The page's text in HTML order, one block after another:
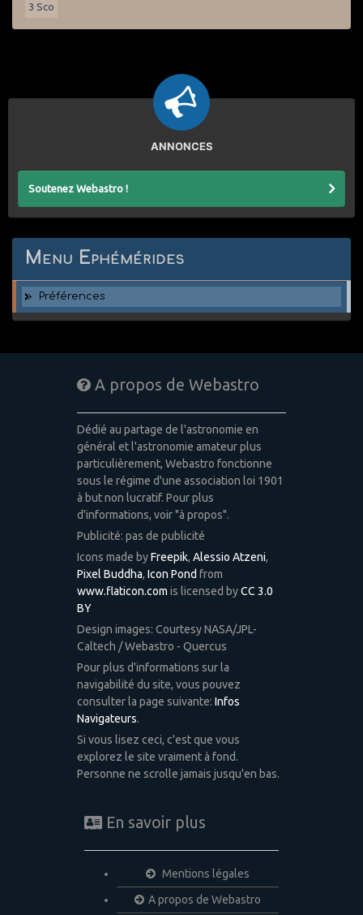
3 Sco
ANNONCES
Soutenez Webastro !
Menu Ephémérides
Préférences
A propos de Webastro
Dédié au partage de l'astronomie en
général et l'astronomie amateur plus
particulièrement, Webastro fonctionne
sous le régime d'une association loi 1901
à but non lucratif. Pour plus
d'informations, voir "à propos".
Publicité: pas de publicité
Icons made byFreepik, Alessio Atzeni,
Pixel Buddha, Icon Pond from
www.flaticon.com is licensed byCC 3.0
BY
Design images: Courtesy NASA/JPL-
Caltech / Webastro - Quercus
Pour plus d'informations sur la
navigabilité du site, vous pouvez
consulter la page suivante: Infos
Navigateurs.
Si vous lisez ceci, c'est que vous
explorez le site vraiment à fond.
Personne ne scrolle jamais jusqu'en bas.
En savoir plus
Mentions légales
A propos de Webastro